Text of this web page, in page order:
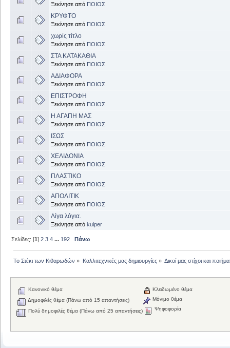
Ξεκίνησε από ΠΟΙΟΣ
ΚΡΥΦΤΟ
Ξεκίνησε από ΠΟΙΟΣ
χωρίς τίτλο
Ξεκίνησε από ΠΟΙΟΣ
ΣΤΑ ΚΑΤΑΚΑΘΙΑ
Ξεκίνησε από ΠΟΙΟΣ
ΑΔΙΑΦΟΡΑ
Ξεκίνησε από ΠΟΙΟΣ
ΕΠΙΣΤΡΟΦΗ
Ξεκίνησε από ΠΟΙΟΣ
Η ΑΓΑΠΗ ΜΑΣ
Ξεκίνησε από ΠΟΙΟΣ
ΙΣΩΣ
Ξεκίνησε από ΠΟΙΟΣ
ΧΕΛΙΔΟΝΙΑ
Ξεκίνησε από ΠΟΙΟΣ
ΠΛΑΣΤΙΚΟ
Ξεκίνησε από ΠΟΙΟΣ
ΑΠΟΛΙΤΙΚ
Ξεκίνησε από ΠΟΙΟΣ
Λίγα λόγια.
Ξεκίνησε από kuiper
Σελίδες: [1]2 3 4 ... 192 Πάνω
Το Στέκι των Κιθαρωδών » Καλλιτεχνικές μας δημιουργίες» Δικοί μας στίχοι και
Κανονικό θέμα
Δημοφιλές θέμα (Πάνω από 15 απαντήσεις)
Πολύ δημοφιλές θέμα (Πάνω από 25 απαντήσεις)
Κλειδωμένο θέμα
Μόνιμο θέμα
Ψηφοφορία